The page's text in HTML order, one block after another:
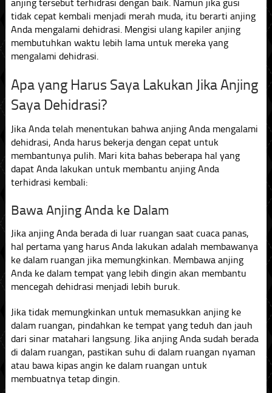
anjing tersebut terhidrasi dengan baik. Namun jika gusi
tidak cepat kembali menjadi merah muda, itu berarti anjing
Anda mengalami dehidrasi. Mengisi ulang kapiler anjing
membutuhkan waktu lebih lama untuk mereka yang
mengalami dehidrasi.
Apa yang Harus Saya Lakukan Jika Anjing
Saya Dehidrasi?
Jika Anda telah menentukan bahwa anjing Anda mengalami
dehidrasi, Anda harus bekerja dengan cepat untuk
membantunya pulih. Mari kita bahas beberapa hal yang
dapat Anda lakukan untuk membantu anjing Anda
terhidrasi kembali:
Bawa Anjing Anda ke Dalam
Jika anjing Anda berada di luar ruangan saat cuaca panas,
hal pertama yang harus Anda lakukan adalah membawanya
ke dalam ruangan jika memungkinkan. Membawa anjing
Anda ke dalam tempat yang lebih dingin akan membantu
mencegah dehidrasi menjadi lebih buruk.
Jika tidak memungkinkan untuk memasukkan anjing ke
dalam ruangan, pindahkan ke tempat yang teduh dan jauh
dari sinar matahari langsung. Jika anjing Anda sudah berada
di dalam ruangan, pastikan suhu di dalam ruangan nyaman
atau bawa kipas angin ke dalam ruangan untuk
membuatnya tetap dingin.